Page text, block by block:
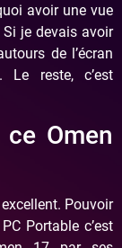
avoir une vue
je devais avoir
de l’écran
reste, c’est
Omen
Pouvoir
Portable c’est